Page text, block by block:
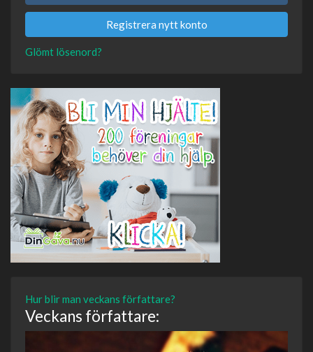
Registrera nytt konto
Glömt lösenord?
Hur blir man veckans författare?
Veckans författare: